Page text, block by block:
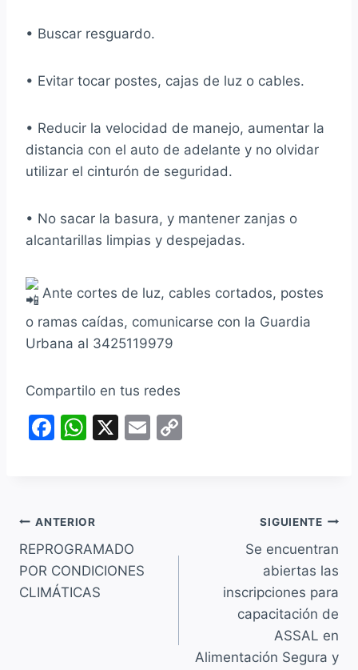
• Buscar resguardo.
• Evitar tocar postes, cajas de luz o cables.
• Reducir la velocidad de manejo, aumentar la
distancia con el auto de adelante y no olvidar
utilizar el cinturón de seguridad.
• No sacar la basura, y mantener zanjas o
alcantarillas limpias y despejadas.
Ante cortes de luz, cables cortados, postes
o ramas caídas, comunicarse con la Guardia
Urbana al 3425119979
Compartilo en tus redes
F
b
o
o
k
W
A
p
p
X
E
Navegación
de
entradas
ANTERIOR
REPROGRAMADO
POR CONDICIONES
CLIMÁTICAS
SIGUIENTE
Se encuentran
abiertas las
inscripciones para
capacitación de
ASSAL en
Alimentación Segura y